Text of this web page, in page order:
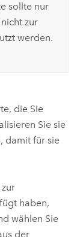
sollte nur
zur
werden.
die Sie
Sie sie
damit für sie
haben,
wählen Sie
der